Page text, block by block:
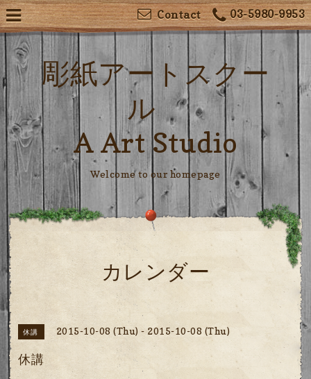
03-5980-9953
Contact
彫紙アートスクー
ル
A Art Studio
Welcome to our homepage
カレンダー
休講 2015-10-08 (Thu) - 2015-10-08 (Thu)
休講